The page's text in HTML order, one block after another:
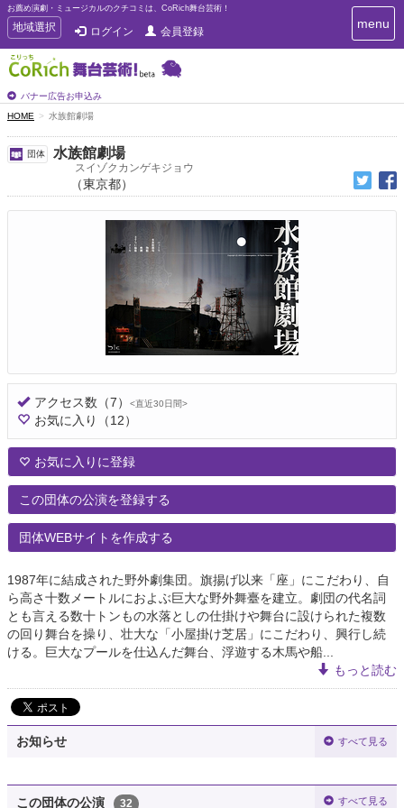
お薦め演劇・ミュージカルのクチコミは、CoRich舞台芸術！
T
o
g
g
e
n
a
v
i
a
t
地域選択 ログイン 会員登録
バナー広告お申込み
T
o
i
menu
HOME 水族館劇場
団体 水族館劇場
スイゾクカンゲキジョウ
（東京都）
アクセス数 （7） <直近30日間>
お気に入り （12）
お気に入りに登録
この団体の公演を登録する
団体WEBサイトを作成する
1987年に結成された野外劇集団。旗揚げ以来「座」にこだわり、自
ら高さ十数メートルにおよぶ巨大な野外舞臺を建立。劇団の代名詞
とも言える数十トンもの水落としの仕掛けや舞台に設けられた複数
の回り舞台を操り、壮大な「小屋掛け芝居」にこだわり、興行し続
ける。巨大なプールを仕込んだ舞台、浮遊する木馬や船...
もっと読む
お知らせ すべて見る
この団体の公演 32 すべて見る